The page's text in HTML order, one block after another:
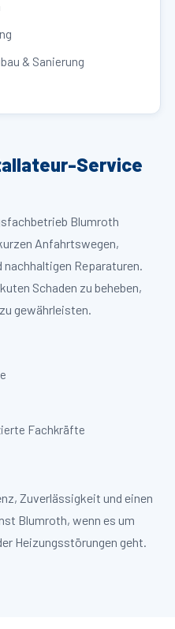
& Sanierung
Service
Blumroth
Anfahrtswegen,
Reparaturen.
Schaden zu beheben,
gewährleisten.
Fachkräfte
Zuverlässigkeit und einen
Blumroth, wenn es um
Heizungsstörungen geht.